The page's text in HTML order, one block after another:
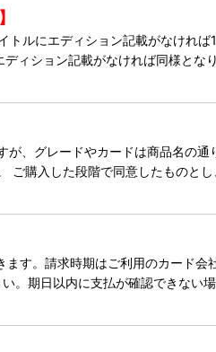
ルにエディション記載がなければ
ィション記載がなければ同様となり
、グレードやカードは商品名の
ご購入した段階で同意したものと
す。請求時期はご利用のカード会
。期日以内に支払が確認できない